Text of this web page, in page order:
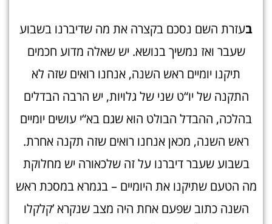
בעזרת השם נסכם בקצרה את מה שדיברנו בשבוע
שעבר ואז נמשיך בנושא. יש שאלה מדוע חכמים
תיקנו יומיים ראש השנה, אנחנו רואים שזה לא
התקנה של יו“ט שני של גלויות, יש הרבה הבדלים
בהלכה, ההבדל הבולט הוא שגם בא“י עושים יומיים
ראש השנה, מכאן אנחנו רואים שזה תקנה אחרת.
בשבוע שעבר דיברנו על זה שלכאורה יש מחלוקת
מה הטעם שתיקנו את היומיים – בגמרא במסכת ראש
השנה כתוב שפעם אחת היה מצב שנקרא ’קלקלו